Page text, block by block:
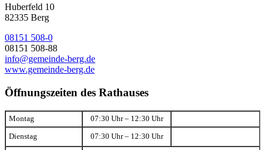
Huberfeld 10
82335 Berg
08151 508-0
08151 508-88
info@gemeinde-berg.de
www.gemeinde-berg.de
Öffnungszeiten des Rathauses
Montag 07:30 Uhr – 12:30 Uhr
Dienstag 07:30 Uhr – 12:30 Uhr